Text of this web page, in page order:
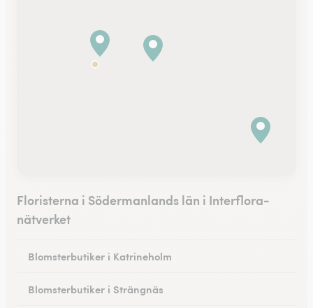
Floristerna i Södermanlands län i Interflora-
nätverket
Blomsterbutiker i Katrineholm
Blomsterbutiker i Strängnäs